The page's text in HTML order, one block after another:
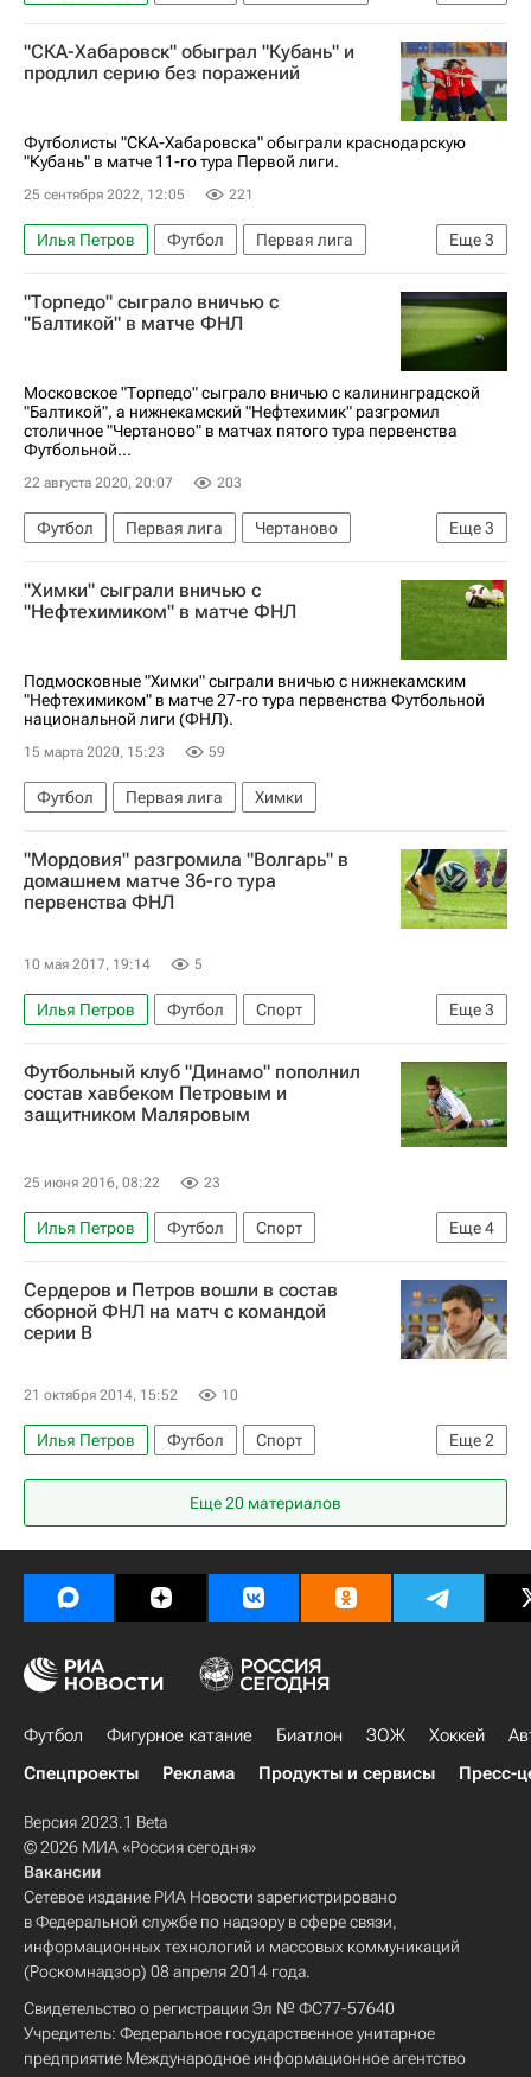
Ска-Хабаровск (мол.)
Первая лига
"СКА-Хабаровск" обыграл "Кубань" и
продлил серию без поражений
Футболисты "СКА-Хабаровска" обыграли краснодарскую
"Кубань" в матче 11-го тура Первой лиги.
25 сентября 2022, 12:05 221
Еще3
Илья Петров Футбол
Первая лига
Игорь Безденежных
СКА-Хабаровск
Кубань
"Торпедо" сыграло вничью с
"Балтикой" в матче ФНЛ
Московское "Торпедо" сыграло вничью с калининградской
"Балтикой", а нижнекамский "Нефтехимик" разгромил
столичное "Чертаново" в матчах пятого тура первенства
Футбольной...
22 августа 2020, 20:07 203
Еще3
Футбол Первая лига
Чертаново
Нефтехимик
Балтика Торпедо (Москва)
"Химки" сыграли вничью с
"Нефтехимиком" в матче ФНЛ
Подмосковные "Химки" сыграли вничью с нижнекамским
"Нефтехимиком" в матче 27-го тура первенства Футбольной
национальной лиги (ФНЛ).
15 марта 2020, 15:23 59
Футбол Первая лига Химки
"Мордовия" разгромила "Волгарь" в
домашнем матче 36-го тура
первенства ФНЛ
10 мая 2017, 19:14 5
Еще3
Илья Петров Футбол
Спорт
Первая лига
Мордовия Волгарь
Футбольный клуб "Динамо" пополнил
состав хавбеком Петровым и
защитником Маляровым
25 июня 2016, 08:22 23
Еще4
Илья Петров Футбол
Спорт
Первая лига
Волга (Нижний Новгород)
Динамо Москва
Кирилл Маляров
Сердеров и Петров вошли в состав
сборной ФНЛ на матч с командой
серии B
21 октября 2014, 15:52 10
Еще2
Илья Петров Футбол
Спорт
Первая лига
Сердер Сердеров
Еще 20 материалов
Футбол Фигурное катание Биатлон ЗОЖ Хоккей
Спецпроекты
Реклама Продукты и сервисы Пресс-
Версия 2023.1 Beta
© 2026 МИА «Россия сегодня»
Вакансии
Сетевое издание РИА Новости зарегистрировано
в Федеральной службе по надзору в сфере связи,
информационных технологий и массовых коммуникаций
(Роскомнадзор) 08 апреля 2014 года.
Свидетельство о регистрации Эл № ФС77-57640
Учредитель: Федеральное государственное унитарное
предприятие Международное информационное агентство